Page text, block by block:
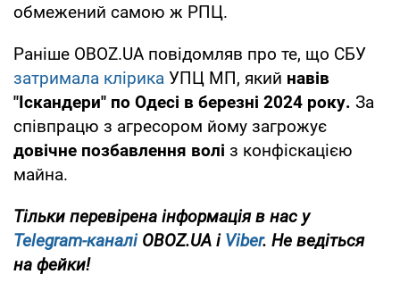
обмежений самою ж РПЦ.
Раніше OBOZ.UA повідомляв про те, що СБУ
затримала клірика УПЦ МП, який навів
"Іскандери" по Одесі в березні 2024 року. За
співпрацю з агресором йому загрожує
довічне позбавлення волі з конфіскацією
майна.
Тільки перевірена інформація в нас у
Telegram-каналіOBOZ.UA і Viber. Не ведіться
на фейки!